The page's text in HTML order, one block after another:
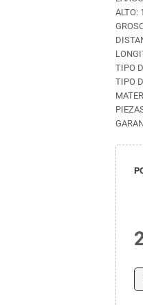
ALTO:
TIPO
TIPO